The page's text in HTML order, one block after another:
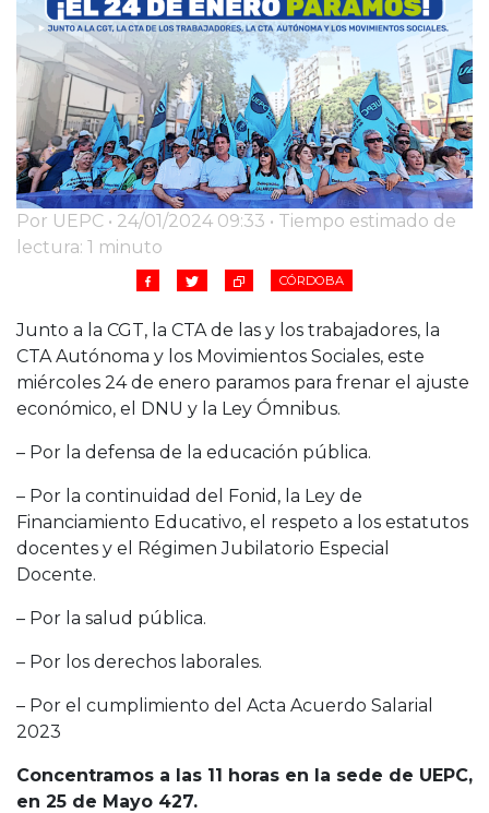
Jesús María y norte
Cruz del Eje
Corredor de Ansenuza
La Carlota y zona
Laboulaye y sur
Bell Ville
Río Tercero
Despeñaderos
Por UEPC • 24/01/2024 09:33 • Tiempo estimado de
lectura: 1 minuto
CÓRDOBA
Junto a la CGT, la CTA de las y los trabajadores, la
CTA Autónoma y los Movimientos Sociales, este
miércoles 24 de enero paramos para frenar el ajuste
económico, el DNU y la Ley Ómnibus.
– Por la defensa de la educación pública.
– Por la continuidad del Fonid, la Ley de
Financiamiento Educativo, el respeto a los estatutos
docentes y el Régimen Jubilatorio Especial
Docente.
– Por la salud pública.
– Por los derechos laborales.
– Por el cumplimiento del Acta Acuerdo Salarial
2023
Concentramos a las 11 horas en la sede de UEPC,
en 25 de Mayo 427.